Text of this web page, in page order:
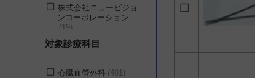
株式会社ニュービジョ
ンコーポレーション
19
株式会社YDM
対象診療科目
心臓血管外科 401